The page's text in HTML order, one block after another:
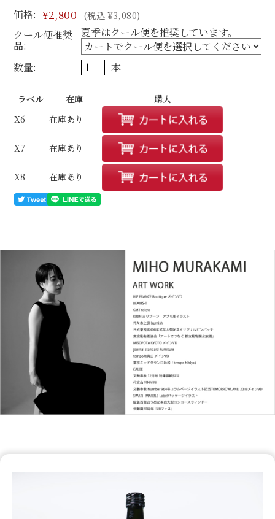
価格: ¥2,800 (税込 ¥3,080)
クール便推奨
品:
夏季はクール便を推奨しています。
数量: 本
ラベル 在庫
購入
X6
在庫あり
X7 在庫あり
X8 在庫あり